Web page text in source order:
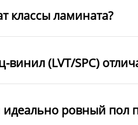
классы ламината?
винил (LVT/SPC)
ровный пол